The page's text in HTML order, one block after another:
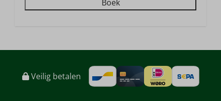
Boek
Veilig betalen